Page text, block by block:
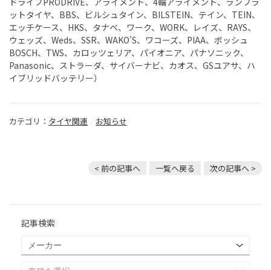
ットタイヤ、BBS、ビルシュタイン、BILSTEIN、テイン、TEIN、
エッチケース、HKS、タナベ、ワーク、WORK、レイズ、RAYS、
ウェッズ、Weds、SSR、WAKO’S、ワコーズ、PIAA、ボッシュ
BOSCH、TWS、カロッツェリア、パイオニア、パナソニック、
Panasonic、ストラーダ、サイバーナビ、カオス、GSユアサ、ハ
イブリッドバッテリー）
カテゴリ： タイヤ関連 お知らせ
< 前の記事へ 一覧へ戻る 次の記事へ >
記事検索